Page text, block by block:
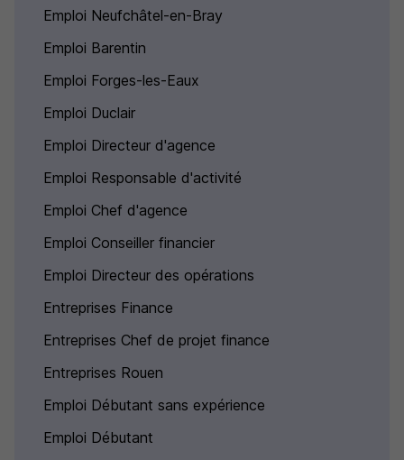
Emploi Neufchâtel-en-Bray
Emploi Barentin
Emploi Forges-les-Eaux
Emploi Duclair
Emploi Directeur d'agence
Emploi Responsable d'activité
Emploi Chef d'agence
Emploi Conseiller financier
Emploi Directeur des opérations
Entreprises Finance
Entreprises Chef de projet finance
Entreprises Rouen
Emploi Débutant sans expérience
Emploi Débutant